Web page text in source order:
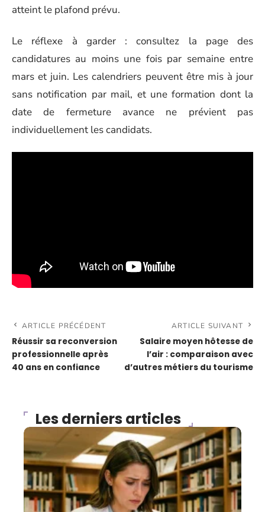
atteint le plafond prévu.
Le réflexe à garder : consultez la page des
candidatures au moins une fois par semaine entre
mars et juin. Les calendriers peuvent être mis à jour
sans notification par mail, et une formation dont la
date de fermeture avance ne prévient pas
individuellement les candidats.
ARTICLE PRÉCÉDENT
Réussir sa reconversion
professionnelle après
40 ans en confiance
ARTICLE SUIVANT
Salaire moyen hôtesse de
l’air : comparaison avec
d’autres métiers du tourisme
Les derniers articles